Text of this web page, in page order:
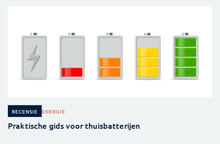
RECENSIE ENERGIE
Praktische gids voor thuisbatterijen